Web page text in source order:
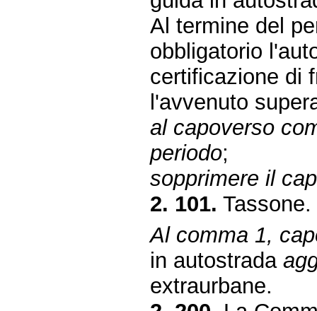
Al termine del
obbligatorio
certificazione di
l'avvenuto
al capoverso
periodo;
sopprimere il
2. 101. Tassone.
Al comma 1,
in autostrada
extraurbane.